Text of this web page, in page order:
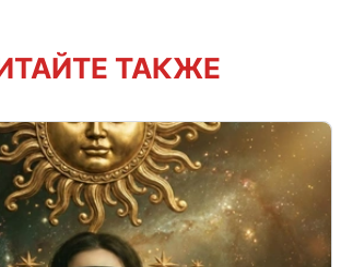
ТАКЖЕ